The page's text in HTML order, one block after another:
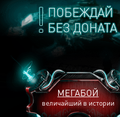
ПОБЕЖДАЙ
БЕЗ ДОНАТА
МЕГАБОЙ
величайший в истории